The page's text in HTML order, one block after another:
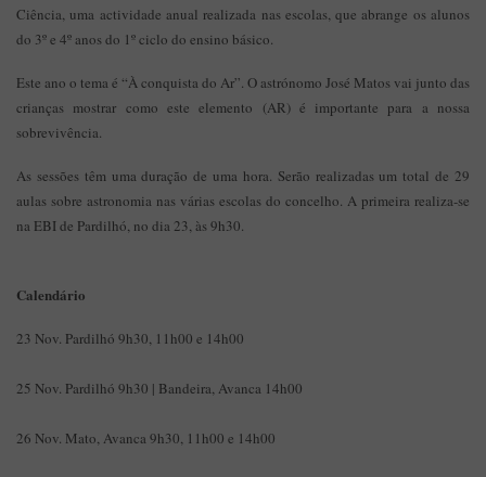
Ciência, uma actividade anual realizada nas escolas, que abrange os alunos
do 3º e 4º anos do 1º ciclo do ensino básico.
Este ano o tema é “À conquista do Ar”. O astrónomo José Matos vai junto das
crianças mostrar como este elemento (AR) é importante para a nossa
sobrevivência.
As sessões têm uma duração de uma hora. Serão realizadas um total de 29
aulas sobre astronomia nas várias escolas do concelho. A primeira realiza-se
na EBI de Pardilhó, no dia 23, às 9h30.
Calendário
23 Nov. Pardilhó 9h30, 11h00 e 14h00
25 Nov. Pardilhó 9h30 | Bandeira, Avanca 14h00
26 Nov. Mato, Avanca 9h30, 11h00 e 14h00